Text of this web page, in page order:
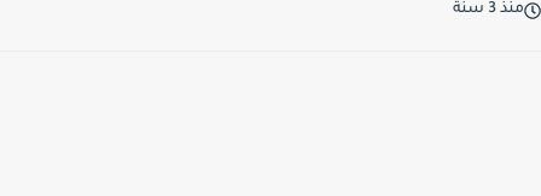
منذ 3 سنة